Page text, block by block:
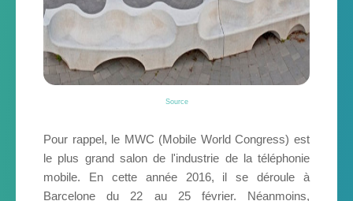
Source
Pour rappel, le MWC (Mobile World Congress) est
le plus grand salon de l'industrie de la téléphonie
mobile. En cette année 2016, il se déroule à
Barcelone du 22 au 25 février. Néanmoins,